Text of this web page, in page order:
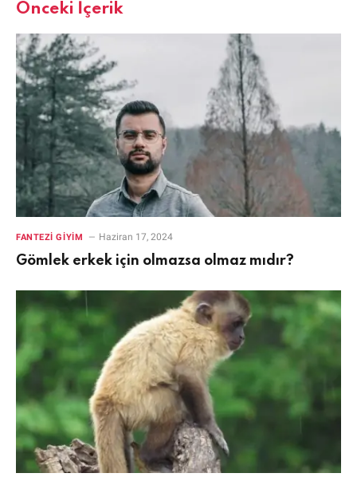
Önceki İçerik
FANTEZI GIYIM Haziran 17, 2024
Gömlek erkek için olmazsa olmaz mıdır?